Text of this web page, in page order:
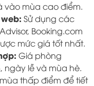
vào mùa cao điểm.
Sử dụng các
Booking.com
mức giá tốt nhất.
Giá phòng
ngày lễ và mùa hè.
thấp điểm để tiết